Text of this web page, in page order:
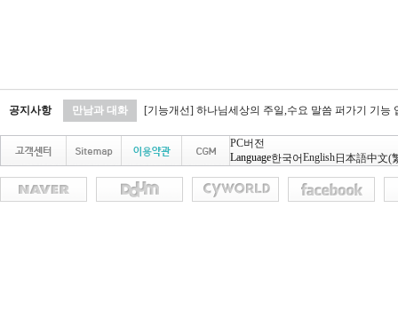
공지사항 만남과 대화 [기능개선] 하나님세상의 주일,수요 말씀 퍼가기 기능
PC버전
Language한국어English日本語中文(